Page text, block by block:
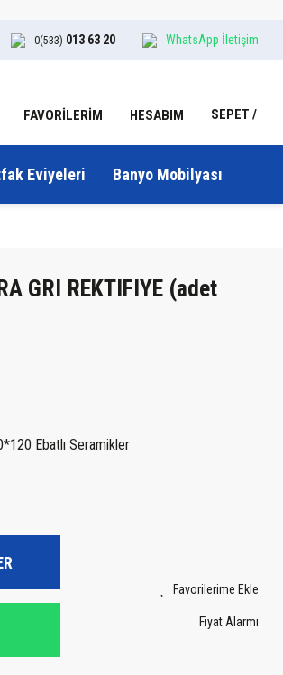
0(533) 013 63 20 WhatsApp İletişim
FAVORİLERİM HESABIM SEPET
Eviyeleri Banyo Mobilyası
GRI REKTIFIYE (adet
Ebatlı Seramikler
Fiyat Alarmı